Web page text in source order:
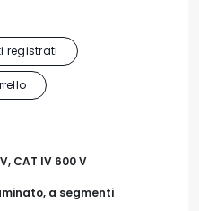
registrati
CAT IV 600 V
a segmenti